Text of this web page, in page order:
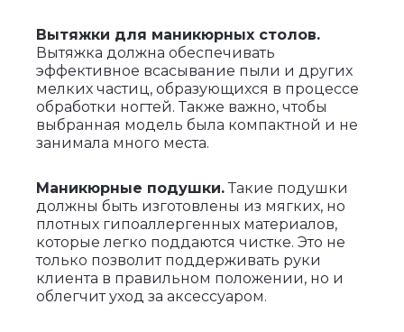
Вытяжки для маникюрных столов.
Вытяжка должна обеспечивать
эффективное всасывание пыли и других
мелких частиц, образующихся в процессе
обработки ногтей. Также важно, чтобы
выбранная модель была компактной и не
занимала много места.
Маникюрные подушки.Такие подушки
должны быть изготовлены из мягких, но
плотных гипоаллергенных материалов,
которые легко поддаются чистке. Это не
только позволит поддерживать руки
клиента в правильном положении, но и
облегчит уход за аксессуаром.